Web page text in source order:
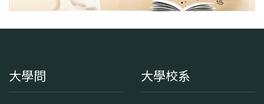
大學問 大學校系